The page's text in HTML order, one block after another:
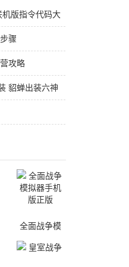
版指令代码大
骤
攻略
貂蝉出装六神
全面战争模
正版